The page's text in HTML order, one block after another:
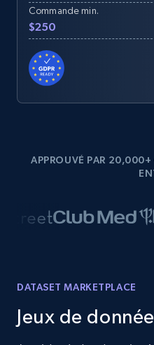
Commande min.
$250
APPROUVÉ PAR
DATASET MARKETPLACE
Jeux de